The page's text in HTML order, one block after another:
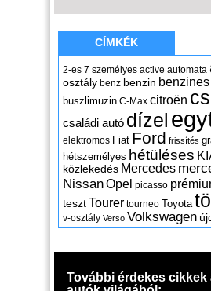
CÍMKÉK
2-es 7 személyes active automata
osztály benz benzin benzines
buszlimuzin C-Max citroën
családi autó dízel
elektromos Fiat Ford frissítés
hétszemélyes hétüléses
közlekedés Mercedes
NissanOpel picasso
tesztTourer tourneo Toyota
v-osztály Verso Volkswagen
További érdekes cikkek